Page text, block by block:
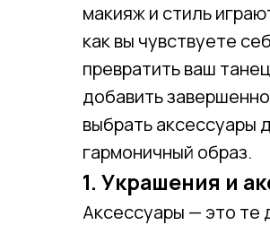
макияж и стиль
как вы чувствуете
превратить ваш
добавить
выбрать аксессуары
гармоничный образ.
1. Украшения и
Аксессуары — это